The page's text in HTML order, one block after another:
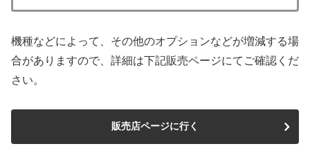
機種などによって、その他のオプションなどが増減する場
合がありますので、詳細は下記販売ページにてご確認くだ
さい。
販売店ページに行く